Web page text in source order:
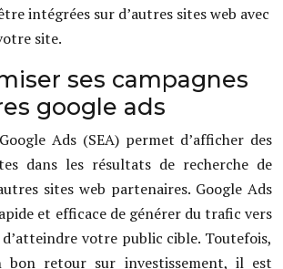
intégrées sur d’autres sites web avec
site.
ses campagnes
google ads
Ads (SEA) permet d’afficher des
dans les résultats de recherche de
sites web partenaires. Google Ads
et efficace de générer du trafic vers
votre public cible. Toutefois,
retour sur investissement, il est